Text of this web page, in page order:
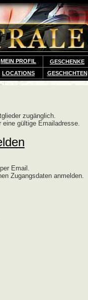
MEIN PROFIL GESCHENKE
LOCATIONS GESCHICHTEN
zugänglich.
eine gültige Emailadresse.
Email.
Zugangsdaten anmelden.